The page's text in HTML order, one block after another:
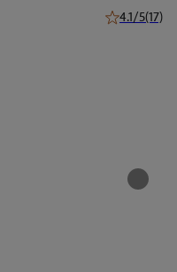
4.1/5(17)